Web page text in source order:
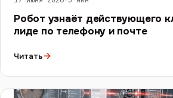
Робот узнаёт действующего
лиде по телефону и почте
Читать→